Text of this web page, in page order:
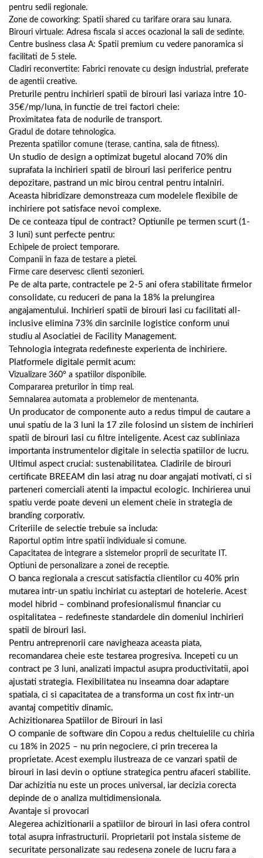
pentru sedii regionale.
Zone de coworking: Spatii shared cu tarifare orara sau lunara.
Birouri virtuale: Adresa fiscala si acces ocazional la sali de sedinte.
Centre business clasa A: Spatii premium cu vedere panoramica si
facilitati de 5 stele.
Cladiri reconvertite: Fabrici renovate cu design industrial, preferate
de agentii creative.
Preturile pentru inchirieri spatii de birouri Iasi variaza intre 10-
35€/mp/luna, in functie de trei factori cheie:
Proximitatea fata de nodurile de transport.
Gradul de dotare tehnologica.
Prezenta spatiilor comune (terase, cantina, sala de fitness).
Un studio de design a optimizat bugetul alocand 70% din
suprafata la inchirieri spatii de birouri Iasi periferice pentru
depozitare, pastrand un mic birou central pentru intalniri.
Aceasta hibridizare demonstreaza cum modelele flexibile de
inchiriere pot satisface nevoi complexe.
De ce conteaza tipul de contract? Optiunile pe termen scurt (1-
3 luni) sunt perfecte pentru:
Echipele de proiect temporare.
Companii in faza de testare a pietei.
Firme care deservesc clienti sezonieri.
Pe de alta parte, contractele pe 2-5 ani ofera stabilitate firmelor
consolidate, cu reduceri de pana la 18% la prelungirea
angajamentului. Inchirieri spatii de birouri Iasi cu facilitati all-
inclusive elimina 73% din sarcinile logistice conform unui
studiu al Asociatiei de Facility Management.
Tehnologia integrata redefineste experienta de inchiriere.
Platformele digitale permit acum:
Vizualizare 360° a spatiilor disponibile.
Compararea preturilor in timp real.
Semnalarea automata a problemelor de mentenanta.
Un producator de componente auto a redus timpul de cautare a
unui spatiu de la 3 luni la 17 zile folosind un sistem de inchirieri
spatii de birouri Iasi cu filtre inteligente. Acest caz subliniaza
importanta instrumentelor digitale in selectia spatiilor de lucru.
Ultimul aspect crucial: sustenabilitatea. Cladirile de birouri
certificate BREEAM din Iasi atrag nu doar angajati motivati, ci si
parteneri comerciali atenti la impactul ecologic. Inchirierea unui
spatiu verde poate deveni un element cheie in strategia de
branding corporativ.
Criteriile de selectie trebuie sa includa:
Raportul optim intre spatii individuale si comune.
Capacitatea de integrare a sistemelor proprii de securitate IT.
Optiuni de personalizare a zonei de receptie.
O banca regionala a crescut satisfactia clientilor cu 40% prin
mutarea intr-un spatiu inchiriat cu asteptari de hotelerie. Acest
model hibrid – combinand profesionalismul financiar cu
ospitalitatea – redefineste standardele din domeniul inchirieri
spatii de birouri Iasi.
Pentru antreprenorii care navigheaza aceasta piata,
recomandarea cheie este testarea progresiva. Incepeti cu un
contract pe 3 luni, analizati impactul asupra productivitatii, apoi
ajustati strategia. Flexibilitatea nu inseamna doar adaptare
spatiala, ci si capacitatea de a transforma un cost fix intr-un
avantaj competitiv dinamic.
Achizitionarea Spatiilor de Birouri in Iasi
O companie de software din Copou a redus cheltuielile cu chiria
cu 18% in 2025 – nu prin negociere, ci prin trecerea la
proprietate. Acest exemplu ilustreaza de ce vanzari spatii de
birouri in Iasi devin o optiune strategica pentru afaceri stabilite.
Dar achizitia nu este un proces universal, iar decizia corecta
depinde de o analiza multidimensionala.
Avantaje si provocari
Alegerea achizitionarii a spatiilor de birouri in Iasi ofera control
total asupra infrastructurii. Proprietarii pot instala sisteme de
securitate personalizate sau redesena zonele de lucru fara a